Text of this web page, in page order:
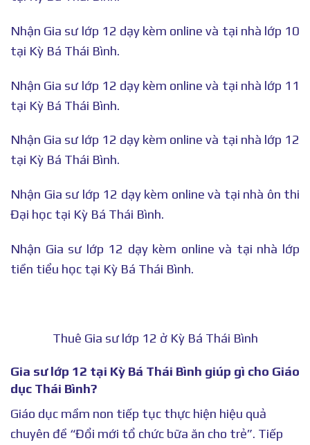
Nhận Gia sư lớp 12 dạy kèm online và tại nhà lớp 10
tại Kỳ Bá Thái Bình.
Nhận Gia sư lớp 12 dạy kèm online và tại nhà lớp 11
tại Kỳ Bá Thái Bình.
Nhận Gia sư lớp 12 dạy kèm online và tại nhà lớp 12
tại Kỳ Bá Thái Bình.
Nhận Gia sư lớp 12 dạy kèm online và tại nhà ôn thi
Đại học tại Kỳ Bá Thái Bình.
Nhận Gia sư lớp 12 dạy kèm online và tại nhà lớp
tiền tiểu học tại Kỳ Bá Thái Bình.
Thuê Gia sư lớp 12 ở Kỳ Bá Thái Bình
Gia sư lớp 12 tại Kỳ Bá Thái Bình giúp gì cho Giáo
dục Thái Bình?
Giáo dục mầm non tiếp tục thực hiện hiệu quả
chuyên đề “Đổi mới tổ chức bữa ăn cho trẻ”. Tiếp